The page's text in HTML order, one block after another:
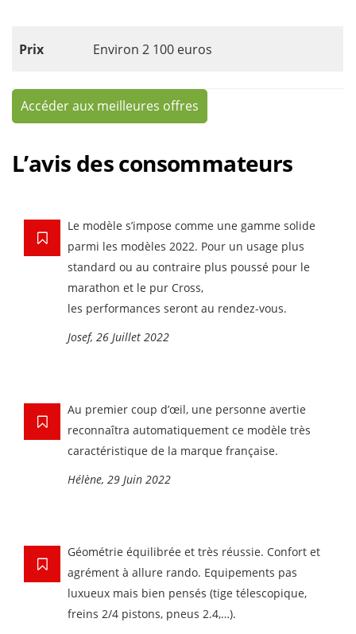
Prix Environ 2 100 euros
Accéder aux meilleures offres
L’avis des consommateurs
Le modèle s’impose comme une gamme solide
parmi les modèles 2022. Pour un usage plus
standard ou au contraire plus poussé pour le
marathon et le pur Cross,
les performances seront au rendez-vous.
Josef, 26 Juillet 2022
Au premier coup d’œil, une personne avertie
reconnaîtra automatiquement ce modèle très
caractéristique de la marque française.
Hélène, 29 Juin 2022
Géométrie équilibrée et très réussie. Confort et
agrément à allure rando. Equipements pas
luxueux mais bien pensés (tige télescopique,
freins 2/4 pistons, pneus 2.4,…).